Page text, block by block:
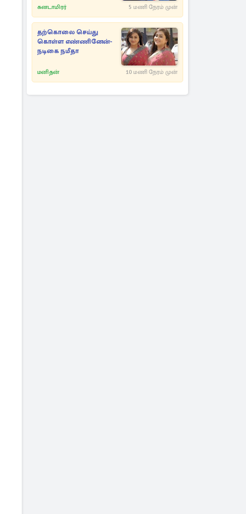
கனடாமிரர் 5 மணி நேரம் முன்
தற்கொலை செய்து
கொள்ள எண்ணினேன்-
நடிகை நமீதா
மனிதன் 10 மணி நேரம் முன்